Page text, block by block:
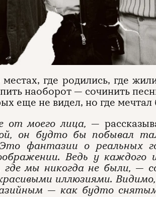
где родились, где
наоборот — сочинить
еще не видел, но где
от моего лица, —
он будто бы побывал
фантазии о реальных
Ведь у каждого
где мы никогда не были, —
иллюзиями.
— как будто